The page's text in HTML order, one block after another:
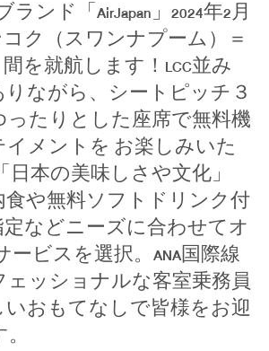
ランド「AirJapan」2024年2月
ク（スワンナプーム）＝
を就航します！LCC並み
ながら、シートピッチ３
ったりとした座席で無料機
メントを お楽しみいた
日本の美味しさや文化」
食や無料ソフトドリンク付
定などニーズに合わせてオ
ービスを選択。ANA国際線
ェッショナルな客室乗務員
いおもてなしで皆様をお迎